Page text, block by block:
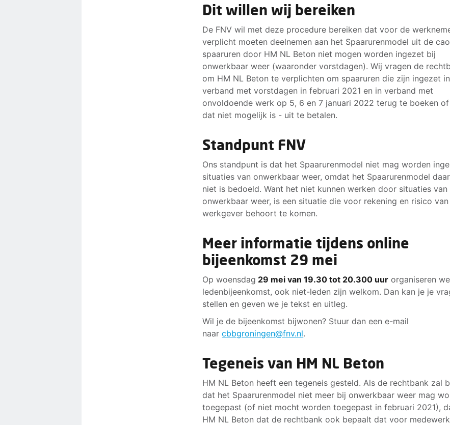
Dit willen wij bereiken
De FNV wil met deze procedure bereiken dat voor de
verplicht moeten deelnemen aan het Spaarurenmodel uit de
spaaruren door HM NL Beton niet mogen worden ingezet bij
onwerkbaar weer (waaronder vorstdagen). Wij vragen de
om HM NL Beton te verplichten om spaaruren die zijn ingezet in
verband met vorstdagen in februari 2021 en in verband met
onvoldoende werk op 5, 6 en 7 januari 2022 terug te boeken
dat niet mogelijk is - uit te betalen.
Standpunt FNV
Ons standpunt is dat het Spaarurenmodel niet mag worden
situaties van onwerkbaar weer, omdat het Spaarurenmodel
niet is bedoeld. Want het niet kunnen werken door situaties van
onwerkbaar weer, is een situatie die voor rekening en risico
werkgever behoort te komen.
Meer informatie tijdens online
bijeenkomst 29 mei
Op woensdag 29 mei van 19.30 tot 20.300 uur organiseren
ledenbijeenkomst, ook niet-leden zijn welkom. Dan kan je je
stellen en geven we je tekst en uitleg.
Wil je de bijeenkomst bijwonen? Stuur dan een e-mail
naarcbbgroningen@fnv.nl.
Tegeneis van HM NL Beton
HM NL Beton heeft een tegeneis gesteld. Als de rechtbank zal
dat het Spaarurenmodel niet meer bij onwerkbaar weer mag
toegepast (of niet mocht worden toegepast in februari 2021),
HM NL Beton dat de rechtbank ook bepaalt dat voor